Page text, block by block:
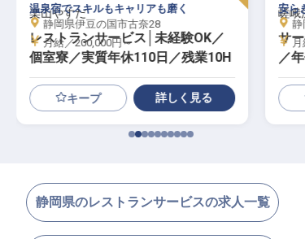
楽山やすだ
レストランサービス│未経験OK／
個室寮／実質年休110日／残業10H
温泉宿でスキルもキャリアも磨く
静岡県伊豆の国市古奈28
月給／200,000円～
キープ 詳しく見る
嵯峨
サ
／
備）
安ら
静
静岡県のレストランサービスの求人一覧